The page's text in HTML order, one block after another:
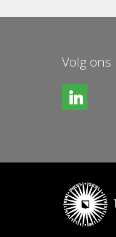
Volg ons